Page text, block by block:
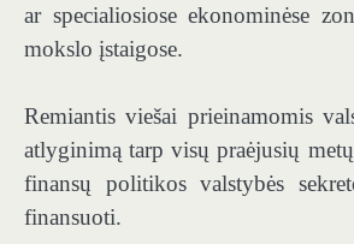
ar specialiosiose ekonominėse
mokslo įstaigose.
Remiantis viešai prieinamomis
atlyginimą tarp visų praėjusių
finansų politikos valstybės
finansuoti.